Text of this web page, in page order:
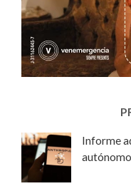
Informe